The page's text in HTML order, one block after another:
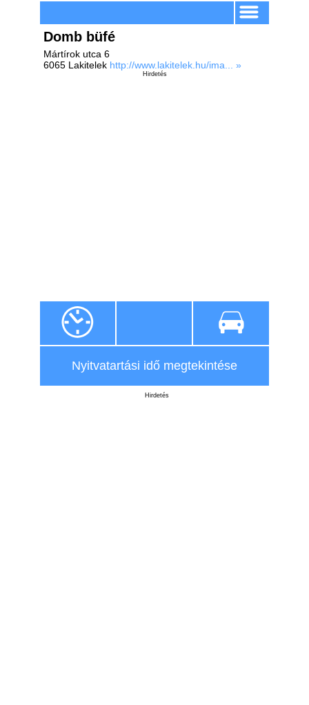
Domb büfé
Mártírok utca 6
6065 Lakitelek http://www.lakitelek.hu/ima... »
Hirdetés
Nyitvatartási idő megtekintése
Hirdetés